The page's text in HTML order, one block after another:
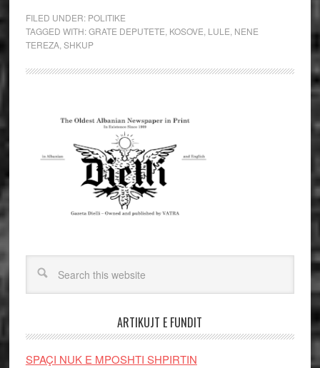
FILED UNDER: POLITIKE
TAGGED WITH:GRATE DEPUTETE KOSOVE LULE NENE
TEREZA, SHKUP
ARTIKUJT E FUNDIT
SPAÇI NUK E MPOSHTI SHPIRTIN